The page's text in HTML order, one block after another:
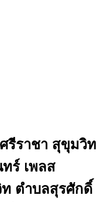
รีราชา สุขุมวิท
ร์ เพลส
ตำบลสุรศักดิ์